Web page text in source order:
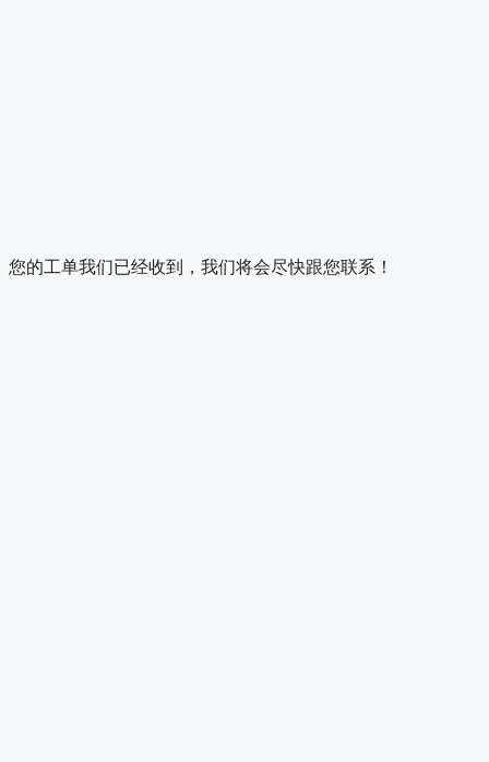
您的工单我们已经收到，我们将会尽快跟您联系！